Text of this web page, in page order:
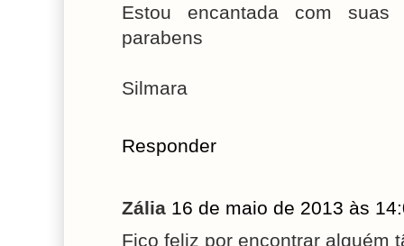
Estou encantada com
parabens
Silmara
Responder
Zália 16 de maio de 2013 às
Fico feliz por encontrar alguém